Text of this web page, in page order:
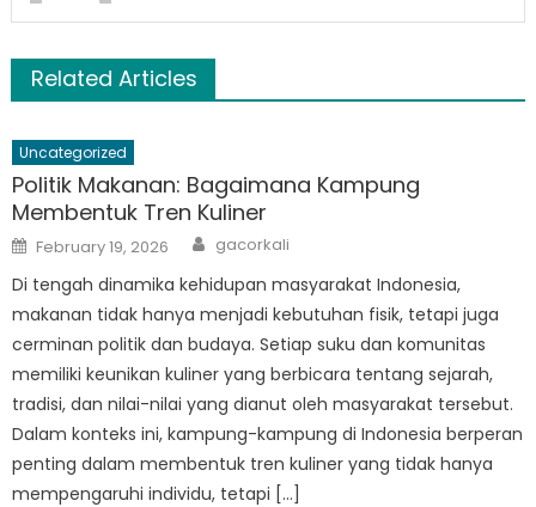
Related Articles
Uncategorized
Politik Makanan: Bagaimana Kampung
Membentuk Tren Kuliner
Posted
on
February 19, 2026 Author
gacorkali
Di tengah dinamika kehidupan masyarakat Indonesia,
makanan tidak hanya menjadi kebutuhan fisik, tetapi juga
cerminan politik dan budaya. Setiap suku dan komunitas
memiliki keunikan kuliner yang berbicara tentang sejarah,
tradisi, dan nilai-nilai yang dianut oleh masyarakat tersebut.
Dalam konteks ini, kampung-kampung di Indonesia berperan
penting dalam membentuk tren kuliner yang tidak hanya
mempengaruhi individu, tetapi […]